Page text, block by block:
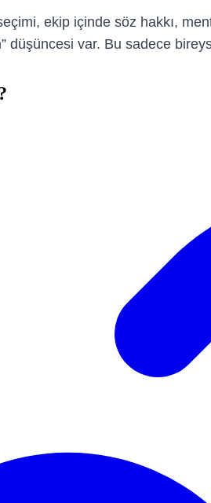
ekip içinde söz hakkı,
düşüncesi var. Bu sadece